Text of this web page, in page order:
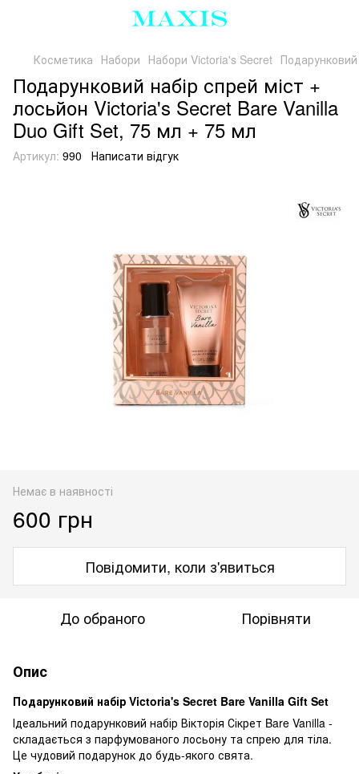
Косметика Набори Набори Victoria's Secret
Подарунковий набір спрей міст +
лосьйон Victoria's Secret Bare Vanilla
Duo Gift Set, 75 мл + 75 мл
Артикул: 990 Написати відгук
Немає в наявності
600 грн
Повідомити, коли з'явиться
До обраного Порівняти
Опис
Подарунковий набір Victoria's Secret Bare Vanilla Gift Set
Ідеальний подарунковий набір Вікторія Сікрет Bare Vanilla -
складається з парфумованого лосьону та спрею для тіла.
Це чудовий подарунок до будь-якого свята.